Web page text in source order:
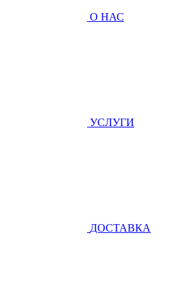
О НАС
УСЛУГИ
ДОСТАВКА